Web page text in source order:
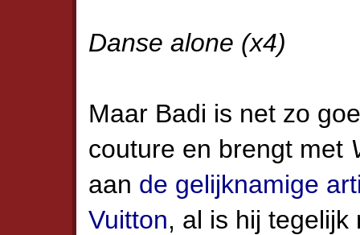
Danse alone (x4)
Maar Badi is net zo
couture en brengt met
aan de gelijknamige
Vuitton, al is hij